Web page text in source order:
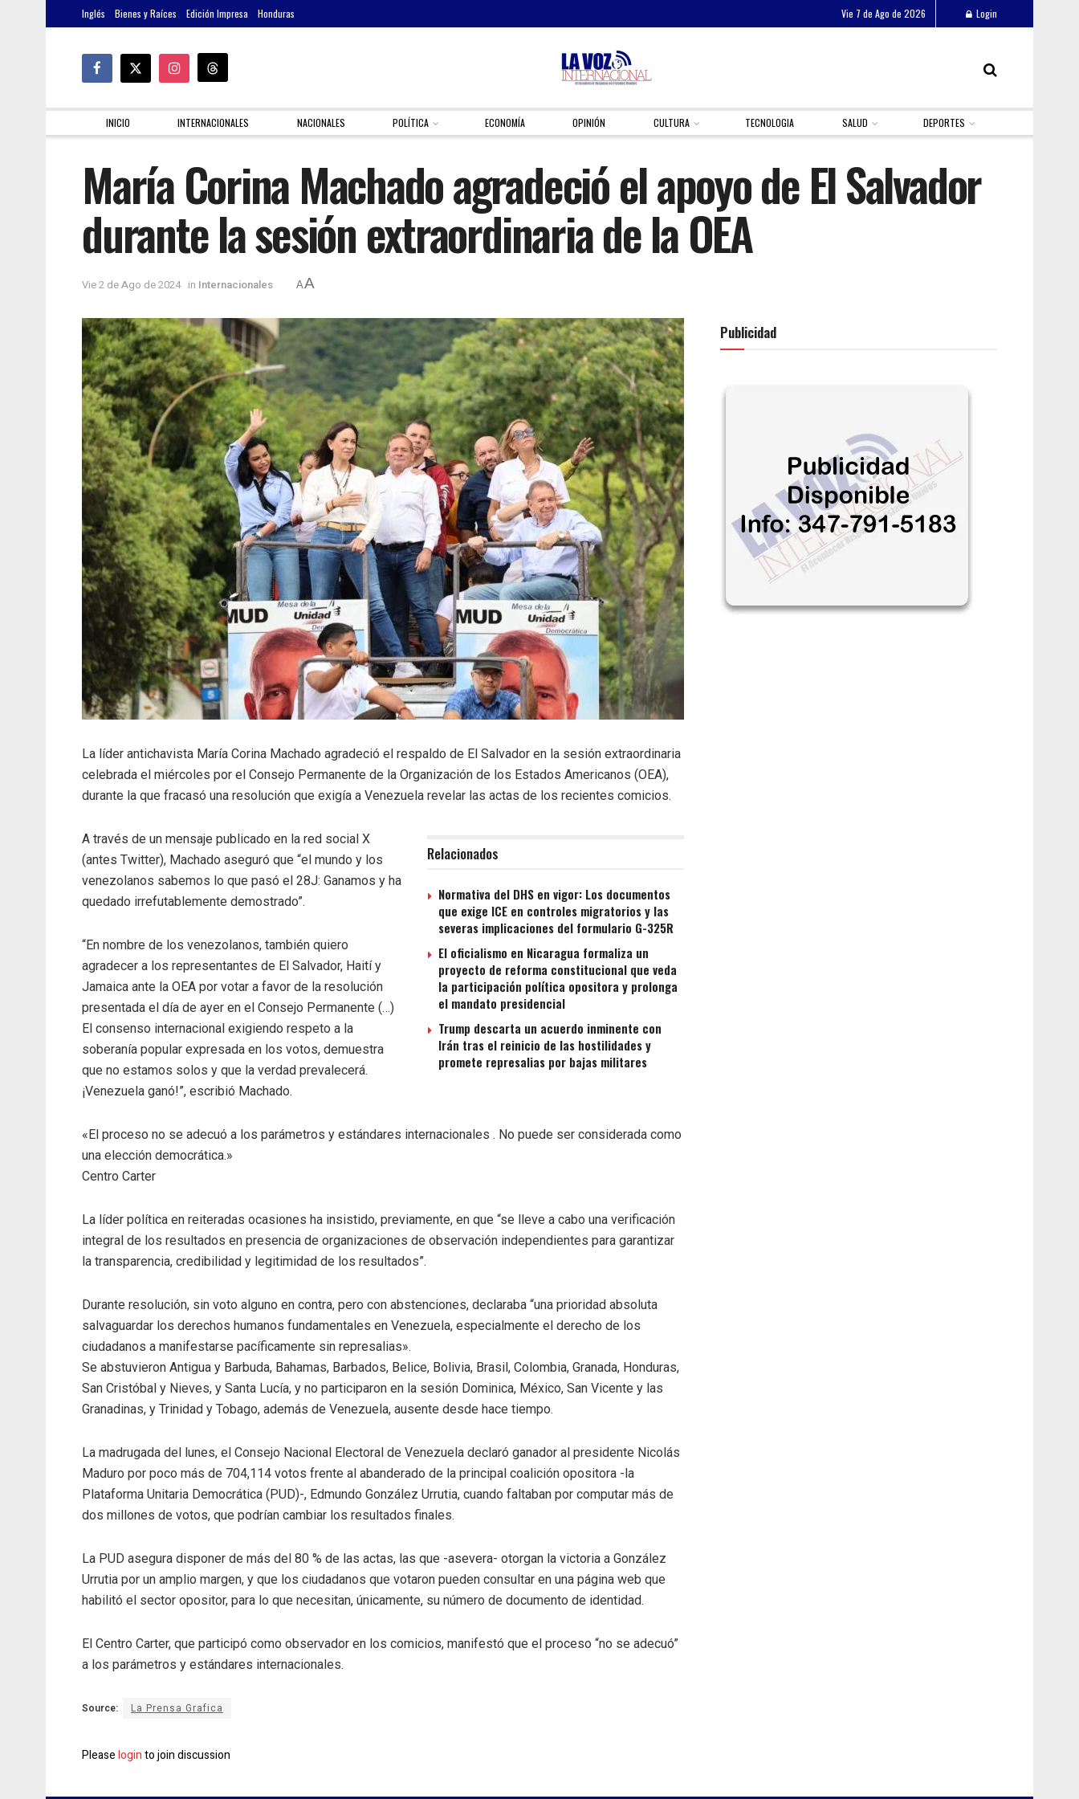
Inglés Bienes y Raíces Edición Impresa Honduras Vie 7 de Ago de 2026 Login
INICIO INTERNACIONALES NACIONALES POLÍTICA ECONOMÍA OPINIÓN CULTURA TECNOLOGIA SALUD DEPORTES
María Corina Machado agradeció el apoyo de El Salvador
durante la sesión extraordinaria de la OEA
Vie 2 de Ago de 2024 in Internacionales AA
La líder antichavista María Corina Machado agradeció el respaldo de El Salvador en la sesión extraordinaria
celebrada el miércoles por el Consejo Permanente de la Organización de los Estados Americanos (OEA),
durante la que fracasó una resolución que exigía a Venezuela revelar las actas de los recientes comicios.
Relacionados
Normativa del DHS en vigor: Los documentos
que exige ICE en controles migratorios y las
severas implicaciones del formulario G-325R
El oficialismo en Nicaragua formaliza un
proyecto de reforma constitucional que veda
la participación política opositora y prolonga
el mandato presidencial
Trump descarta un acuerdo inminente con
Irán tras el reinicio de las hostilidades y
promete represalias por bajas militares
A través de un mensaje publicado en la red social X
(antes Twitter), Machado aseguró que “el mundo y los
venezolanos sabemos lo que pasó el 28J: Ganamos y ha
quedado irrefutablemente demostrado”.
“En nombre de los venezolanos, también quiero
agradecer a los representantes de El Salvador, Haití y
Jamaica ante la OEA por votar a favor de la resolución
presentada el día de ayer en el Consejo Permanente (…)
El consenso internacional exigiendo respeto a la
soberanía popular expresada en los votos, demuestra
que no estamos solos y que la verdad prevalecerá.
¡Venezuela ganó!”, escribió Machado.
«El proceso no se adecuó a los parámetros y estándares internacionales . No puede ser considerada como
una elección democrática.»
Centro Carter
La líder política en reiteradas ocasiones ha insistido, previamente, en que “se lleve a cabo una verificación
integral de los resultados en presencia de organizaciones de observación independientes para garantizar
la transparencia, credibilidad y legitimidad de los resultados”.
Durante resolución, sin voto alguno en contra, pero con abstenciones, declaraba “una prioridad absoluta
salvaguardar los derechos humanos fundamentales en Venezuela, especialmente el derecho de los
ciudadanos a manifestarse pacíficamente sin represalias».
Se abstuvieron Antigua y Barbuda, Bahamas, Barbados, Belice, Bolivia, Brasil, Colombia, Granada, Honduras,
San Cristóbal y Nieves, y Santa Lucía, y no participaron en la sesión Dominica, México, San Vicente y las
Granadinas, y Trinidad y Tobago, además de Venezuela, ausente desde hace tiempo.
La madrugada del lunes, el Consejo Nacional Electoral de Venezuela declaró ganador al presidente Nicolás
Maduro por poco más de 704,114 votos frente al abanderado de la principal coalición opositora -la
Plataforma Unitaria Democrática (PUD)-, Edmundo González Urrutia, cuando faltaban por computar más de
dos millones de votos, que podrían cambiar los resultados finales.
La PUD asegura disponer de más del 80 % de las actas, las que -asevera- otorgan la victoria a González
Urrutia por un amplio margen, y que los ciudadanos que votaron pueden consultar en una página web que
habilitó el sector opositor, para lo que necesitan, únicamente, su número de documento de identidad.
El Centro Carter, que participó como observador en los comicios, manifestó que el proceso “no se adecuó”
a los parámetros y estándares internacionales.
Source: La Prensa Grafica
Pleaseloginto join discussion
Publicidad